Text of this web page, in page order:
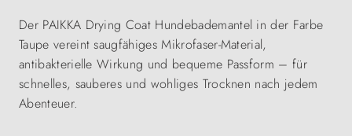
Der PAIKKA Drying Coat Hundebademantel in der Farbe
Taupe vereint saugfähiges Mikrofaser-Material,
antibakterielle Wirkung und bequeme Passform – für
schnelles, sauberes und wohliges Trocknen nach jedem
Abenteuer.